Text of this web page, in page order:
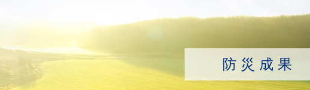
防災成果